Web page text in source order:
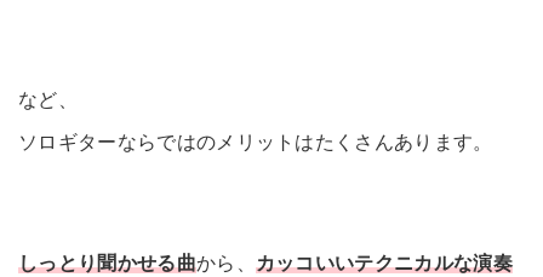
など、
ソロギターならではのメリットはたくさんあります。
しっとり聞かせる曲から、 カッコいいテクニカルな演奏